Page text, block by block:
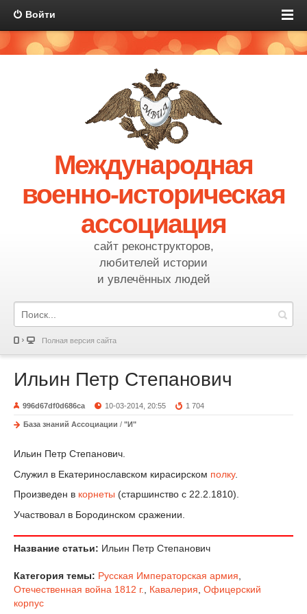
Войти
Международная
военно-историческая
ассоциация
сайт реконструкторов,
любителей истории
и увлечённых людей
Полная версия сайта
Ильин Петр Степанович
996d67df0d686ca 10-03-2014, 20:55 1 704
База знаний Ассоциации / "И"
Ильин Петр Степанович.
Служил в Екатеринославском кирасирском полку.
Произведен в корнеты (старшинство с 22.2.1810).
Участвовал в Бородинском сражении.
Название статьи: Ильин Петр Степанович
Категория темы: Русская Императорская армия
Отечественная война 1812 г.
Кавалерия Офицерский
корпус